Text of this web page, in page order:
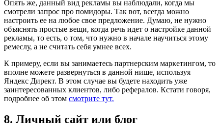
Опять же, данный вид рекламы вы наблюдали, когда мы
смотрели запрос про помидоры. Так вот, всегда можно
настроить ее на любое свое предложение. Думаю, не нужно
объяснять простые вещи, когда речь идет о настройке данной
рекламы, то есть, о том, что нужно в начале научиться этому
ремеслу, а не считать себя умнее всех.
К примеру, если вы занимаетесь партнерским маркетингом, то
вполне можете развернуться в данной нише, используя
Яндекс Директ. В этом случае вы будете находить уже
заинтересованных клиентов, либо рефералов. Кстати говоря,
подробнее об этом смотрите тут.
8. Личный сайт или блог